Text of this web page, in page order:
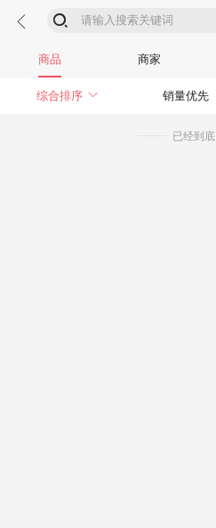
 
商品 商家
综合排序  销量优先
已经到底